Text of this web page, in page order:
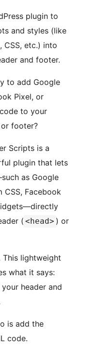
plugin to
and styles (like
CSS, etc.) into
and footer.
to add Google
Pixel, or
to your
or footer?
Scripts is a
plugin that lets
as Google
CSS, Facebook
( <head> ) or
This lightweight
what it says:
header and
is add the
code.